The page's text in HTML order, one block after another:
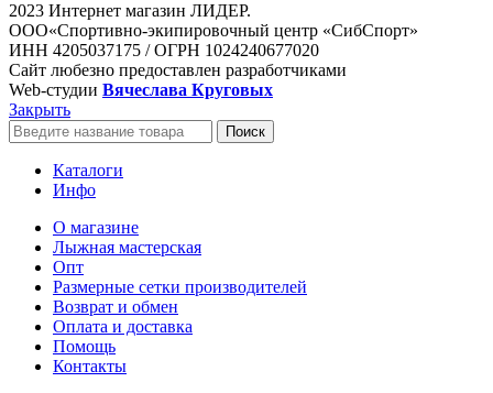
2023 Интернет магазин ЛИДЕР.
ООО«Спортивно-экипировочный центр «СибСпорт»
ИНН 4205037175 / ОГРН 1024240677020
Сайт любезно предоставлен разработчиками
Web-студии Вячеслава Круговых
Закрыть
Поиск
Каталоги
Инфо
О магазине
Лыжная мастерская
Опт
Размерные сетки производителей
Возврат и обмен
Оплата и доставка
Помощь
Контакты